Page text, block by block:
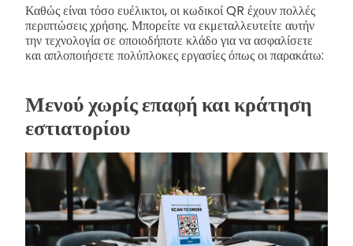
Καθώς είναι τόσο ευέλικτοι, οι κωδικοί QR έχουν πολλές
περιπτώσεις χρήσης. Μπορείτε να εκμεταλλευτείτε αυτήν
την τεχνολογία σε οποιοδήποτε κλάδο για να ασφαλίσετε
και απλοποιήσετε πολύπλοκες εργασίες όπως οι παρακάτω:
Μενού χωρίς επαφή και κράτηση
εστιατορίου